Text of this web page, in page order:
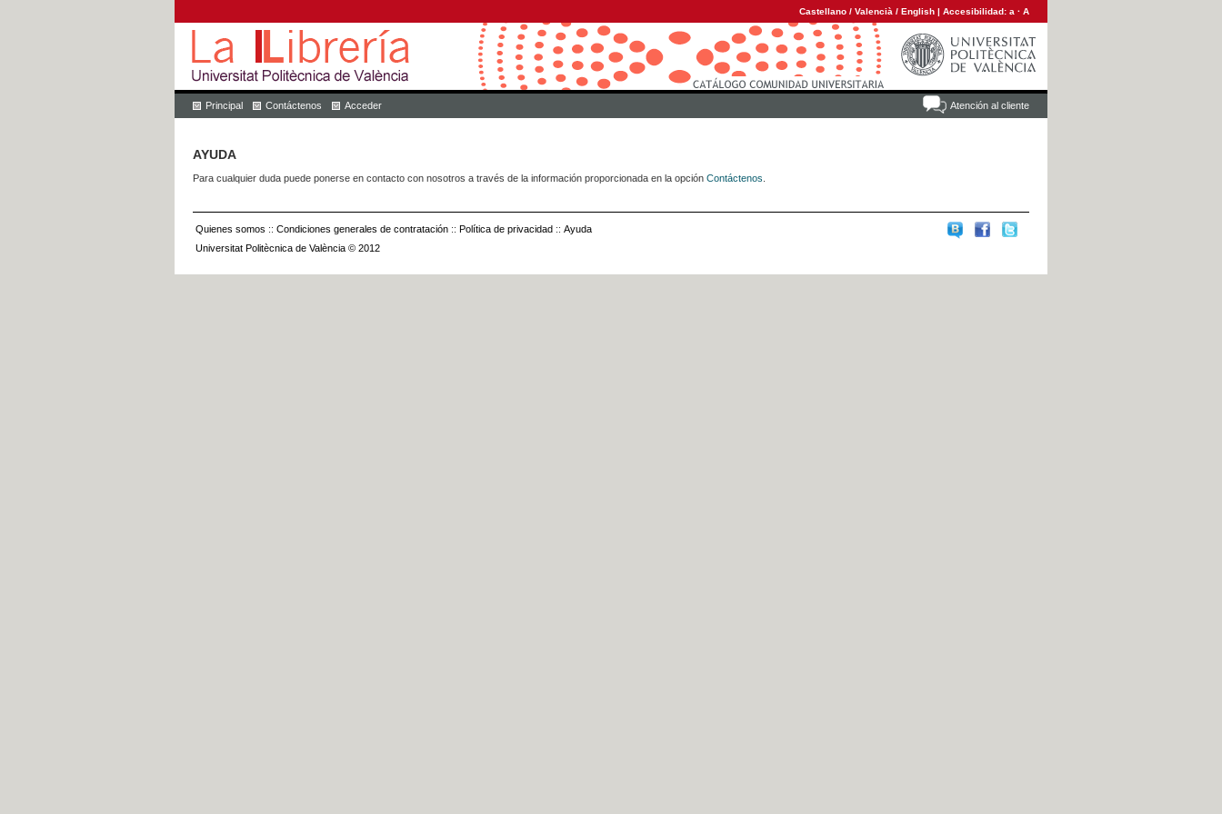
Castellano / Valencià / English | Accesibilidad: a · A
Atención al cliente
Principal Contáctenos Acceder
AYUDA
Para cualquier duda puede ponerse en contacto con nosotros a través de la información proporcionada en la opción Contáctenos
Quienes somos :: Condiciones generales de contratación :: Política de privacidad :: Ayuda
Universitat Politècnica de València © 2012